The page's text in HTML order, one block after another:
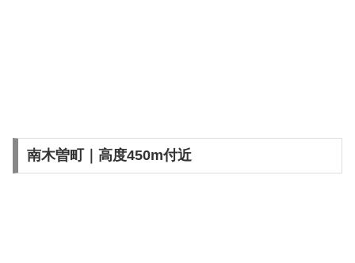
南木曽町｜高度450m付近